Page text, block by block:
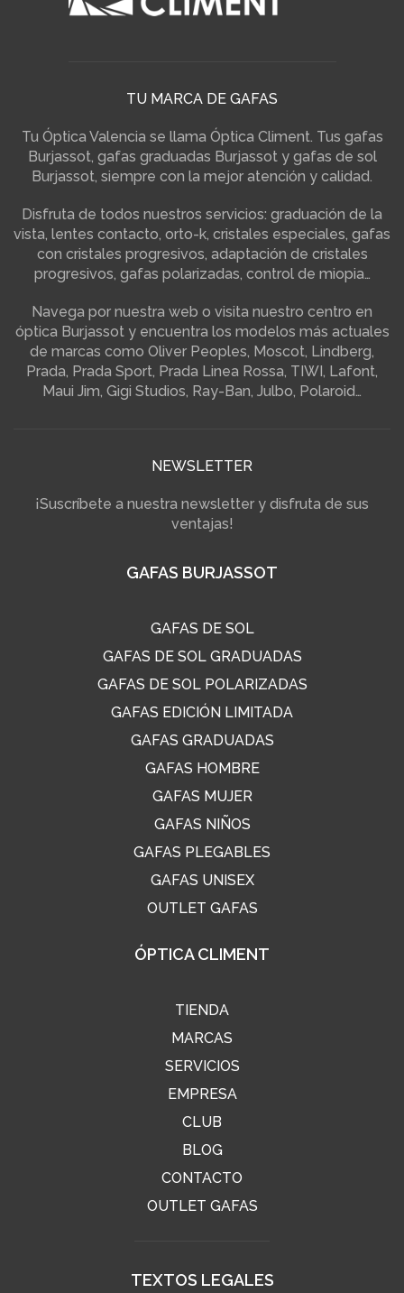
TU MARCA DE GAFAS
Tu Óptica Valencia se llama Óptica Climent. Tus gafas
Burjassot, gafas graduadas Burjassot y gafas de sol
Burjassot, siempre con la mejor atención y calidad.
Disfruta de todos nuestros servicios: graduación de la
vista, lentes contacto, orto-k, cristales especiales, gafas
con cristales progresivos, adaptación de cristales
progresivos, gafas polarizadas, control de miopia…
Navega por nuestra web o visita nuestro centro en
óptica Burjassot y encuentra los modelos más actuales
de marcas como Oliver Peoples, Moscot, Lindberg,
Prada, Prada Sport, Prada Linea Rossa, TIWI, Lafont,
Maui Jim, Gigi Studios, Ray-Ban, Julbo, Polaroid…
NEWSLETTER
¡Suscríbete a nuestra newsletter y disfruta de sus
ventajas!
GAFAS BURJASSOT
GAFAS DE SOL
GAFAS DE SOL GRADUADAS
GAFAS DE SOL POLARIZADAS
GAFAS EDICIÓN LIMITADA
GAFAS GRADUADAS
GAFAS HOMBRE
GAFAS MUJER
GAFAS NIÑOS
GAFAS PLEGABLES
GAFAS UNISEX
OUTLET GAFAS
ÓPTICA CLIMENT
TIENDA
MARCAS
SERVICIOS
EMPRESA
CLUB
BLOG
CONTACTO
OUTLET GAFAS
TEXTOS LEGALES